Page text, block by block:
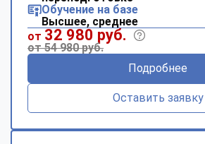
Обучение на базе
Высшее, среднее
от 32 980 руб.
от 54 980 руб.
Подробнее
Оставить заявку